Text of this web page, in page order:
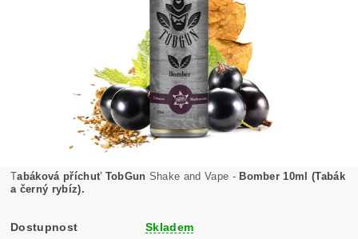
Tabáková příchuť TobGun Shake and Vape - Bomber 10ml (Tabák
a černý rybíz).
Dostupnost Skladem